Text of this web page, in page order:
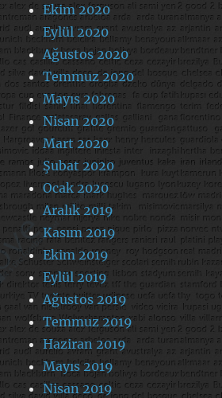
Ekim 2020
Eylül 2020
Ağustos 2020
Temmuz 2020
Mayıs 2020
Nisan 2020
Mart 2020
Şubat 2020
Ocak 2020
Aralık 2019
Kasım 2019
Ekim 2019
Eylül 2019
Ağustos 2019
Temmuz 2019
Haziran 2019
Mayıs 2019
Nisan 2019